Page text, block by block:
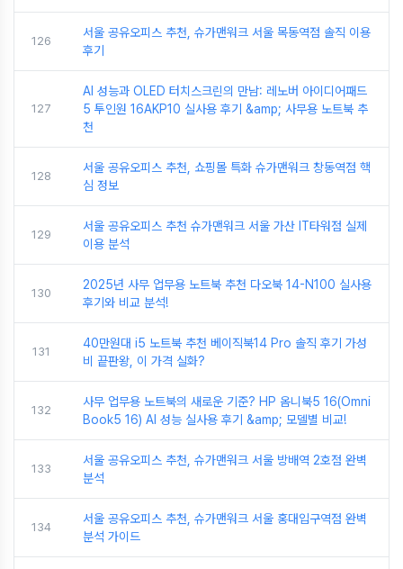
126
서울 공유오피스 추천, 슈가맨워크 서울 목동역점 솔직 이용
후기
127
AI 성능과 OLED 터치스크린의 만남: 레노버 아이디어패드
5 투인원 16AKP10 실사용 후기 &amp; 사무용 노트북 추
천
128
서울 공유오피스 추천, 쇼핑몰 특화 슈가맨워크 창동역점 핵
심 정보
129
서울 공유오피스 추천 슈가맨워크 서울 가산 IT타워점 실제
이용 분석
130
2025년 사무 업무용 노트북 추천 다오북 14-N100 실사용
후기와 비교 분석!
131
40만원대 i5 노트북 추천 베이직북14 Pro 솔직 후기 가성
비 끝판왕, 이 가격 실화?
132
사무 업무용 노트북의 새로운 기준? HP 옴니북5 16(Omni
Book5 16) AI 성능 실사용 후기 &amp; 모델별 비교!
133
서울 공유오피스 추천, 슈가맨워크 서울 방배역 2호점 완벽
분석
134
서울 공유오피스 추천, 슈가맨워크 서울 홍대입구역점 완벽
분석 가이드